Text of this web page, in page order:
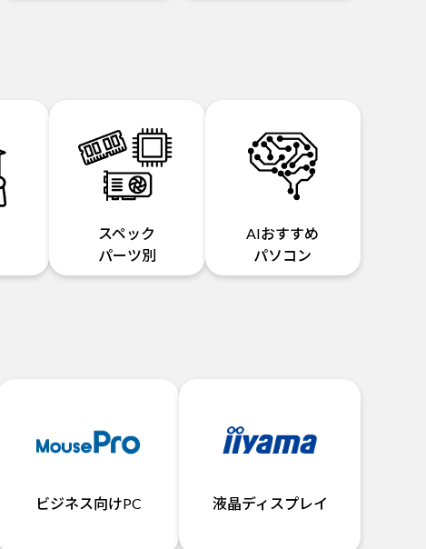
スペック
パーツ別
AIおすすめ
パソコン
ビジネス向けPC 液晶ディスプレイ